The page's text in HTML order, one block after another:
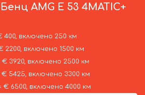
AMG E 53 4MATIC+
400, включено 250 км
2200, включено 1500 км
€ 3920, включено 2500 км
€ 5425, включено 3300 км
€ 6500, включено 4000 км